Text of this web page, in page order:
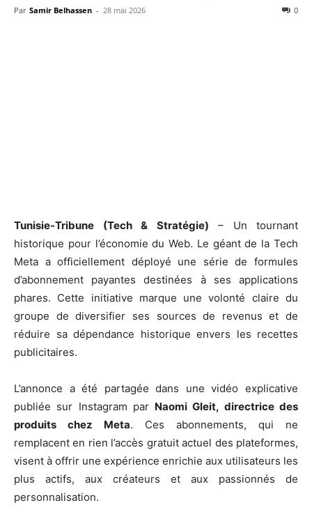
Par Samir Belhassen - 28 mai 2026 0
Tunisie-Tribune (Tech & Stratégie) – Un tournant
historique pour l’économie du Web. Le géant de la Tech
Meta a officiellement déployé une série de formules
d’abonnement payantes destinées à ses applications
phares. Cette initiative marque une volonté claire du
groupe de diversifier ses sources de revenus et de
réduire sa dépendance historique envers les recettes
publicitaires.
L’annonce a été partagée dans une vidéo explicative
publiée sur Instagram par Naomi Gleit, directrice des
produits chez Meta. Ces abonnements, qui ne
remplacent en rien l’accès gratuit actuel des plateformes,
visent à offrir une expérience enrichie aux utilisateurs les
plus actifs, aux créateurs et aux passionnés de
personnalisation.